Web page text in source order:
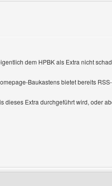
dem HPBK als Extra nicht
Baukastens bietet bereits
dieses Extra durchgeführt wird, oder
besuchen: muepfe-radio